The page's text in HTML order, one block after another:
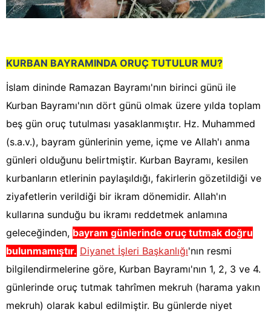
KURBAN BAYRAMINDA ORUÇ TUTULUR MU?
İslam dininde Ramazan Bayramı'nın birinci günü ile
Kurban Bayramı'nın dört günü olmak üzere yılda toplam
beş gün oruç tutulması yasaklanmıştır. Hz. Muhammed
(s.a.v.), bayram günlerinin yeme, içme ve Allah'ı anma
günleri olduğunu belirtmiştir. Kurban Bayramı, kesilen
kurbanların etlerinin paylaşıldığı, fakirlerin gözetildiği ve
ziyafetlerin verildiği bir ikram dönemidir. Allah'ın
kullarına sunduğu bu ikramı reddetmek anlamına
geleceğinden, bayram günlerinde oruç tutmak doğru
bulunmamıştır. Diyanet İşleri Başkanlığı'nın resmi
bilgilendirmelerine göre, Kurban Bayramı'nın 1, 2, 3 ve 4.
günlerinde oruç tutmak tahrîmen mekruh (harama yakın
mekruh) olarak kabul edilmiştir. Bu günlerde niyet